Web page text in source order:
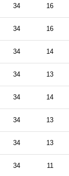
34 16
34 16
34 14
34 13
34 14
34 13
34 13
34 11